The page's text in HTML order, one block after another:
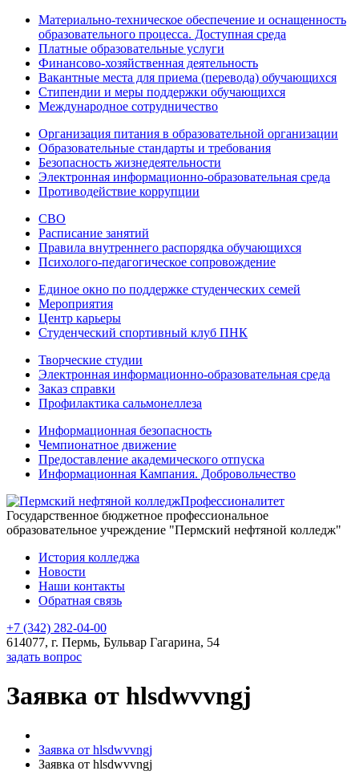
Материально-техническое обеспечение и оснащенность
образовательного процесса. Доступная среда
Платные образовательные услуги
Финансово-хозяйственная деятельность
Вакантные места для приема (перевода) обучающихся
Стипендии и меры поддержки обучающихся
Международное сотрудничество
Организация питания в образовательной организации
Образовательные стандарты и требования
Безопасность жизнедеятельности
Электронная информационно-образовательная среда
Противодействие коррупции
СВО
Расписание занятий
Правила внутреннего распорядка обучающихся
Психолого-педагогическое сопровождение
Единое окно по поддержке студенческих семей
Мероприятия
Центр карьеры
Студенческий спортивный клуб ПНК
Творческие студии
Электронная информационно-образовательная среда
Заказ справки
Профилактика сальмонеллеза
Информационная безопасность
Чемпионатное движение
Предоставление академического отпуска
Информационная Кампания. Добровольчество
Профессионалитет
Государственное бюджетное профессиональное
образовательное учреждение "Пермский нефтяной колледж"
История колледжа
Новости
Наши контакты
Обратная связь
+7 (342) 282-04-00
614077, г. Пермь, Бульвар Гагарина, 54
задать вопрос
Заявка от hlsdwvvngj
Заявка от hlsdwvvngj
Заявка от hlsdwvvngj